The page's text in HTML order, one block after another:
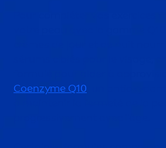
Coenzyme Q10